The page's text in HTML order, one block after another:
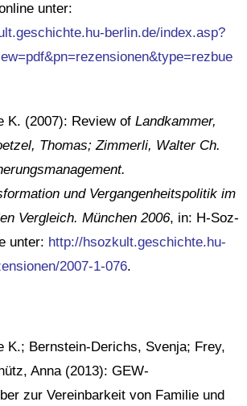
unter:
berlin.de/index.asp?
K. (2007): Review of Landkammer,
Thomas; Zimmerli, Walter Ch.
und Vergangenheitspolitik im
Vergleich. München 2006, in: H-Soz-
unter: http://hsozkult.geschichte.hu-
2007-1-076.
K.; Bernstein-Derichs, Svenja; Frey,
Anna (2013): GEW-
zur Vereinbarkeit von Familie und